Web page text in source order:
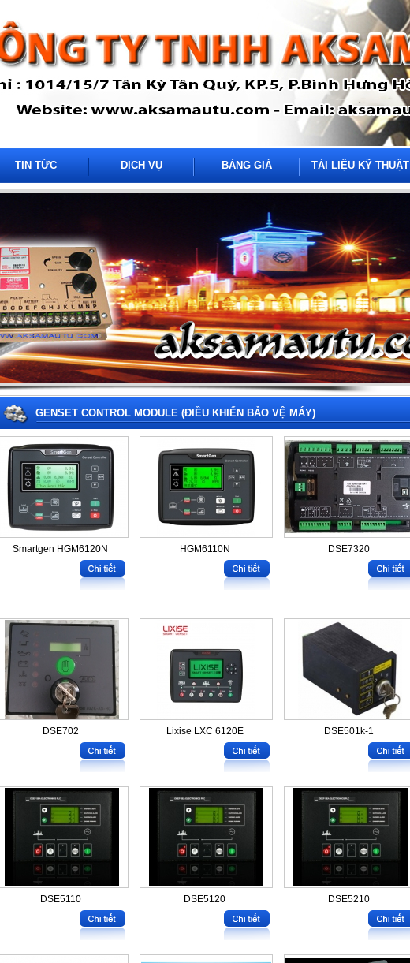
TIN TỨC DỊCH VỤ BẢNG GIÁ TÀI LIỆU KỸ THUẬT
GENSET CONTROL MODULE (ĐIỀU KHIỂN BẢO VỆ MÁY)
Smartgen HGM6120N HGM6110N DSE7320
DSE702 Lixise LXC 6120E DSE501k-1
DSE5110 DSE5120 DSE5210